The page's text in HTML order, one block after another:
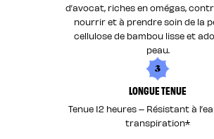
d’avocat, riches en omégas,
nourrir et à prendre soin de la
cellulose de bambou lisse et
peau.
3
LONGUE TENUE
Tenue 12 heures – Résistant à
transpiration*